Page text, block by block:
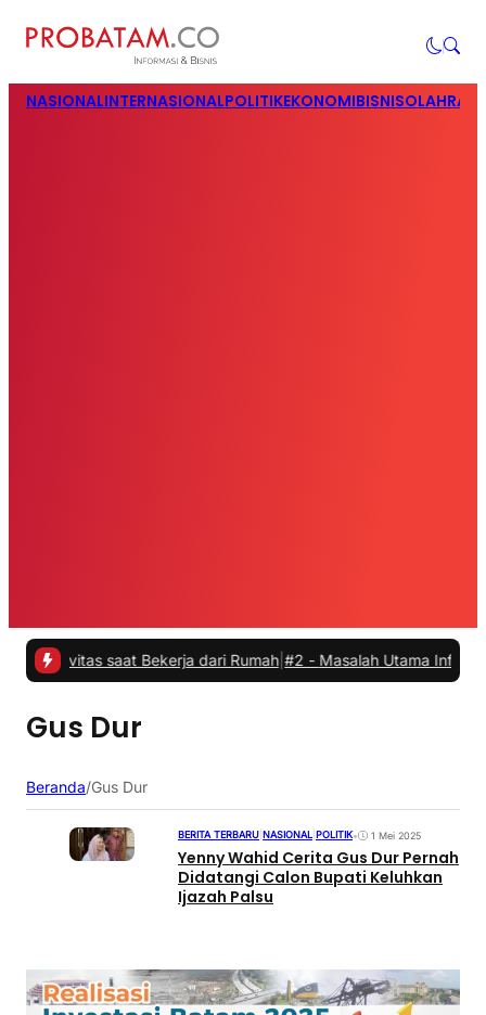
NASIONALINTERNASIONALPOLITIKEKONOMIBISNIS
saat Bekerja dari Rumah |#2 -Masalah Utama Infrastruktur
Gus Dur
Beranda/Gus Dur
BERITA TERBARU NASIONAL POLITIK• 1 Mei 2025
Yenny Wahid Cerita Gus Dur Pernah
Didatangi Calon Bupati Keluhkan
Ijazah Palsu